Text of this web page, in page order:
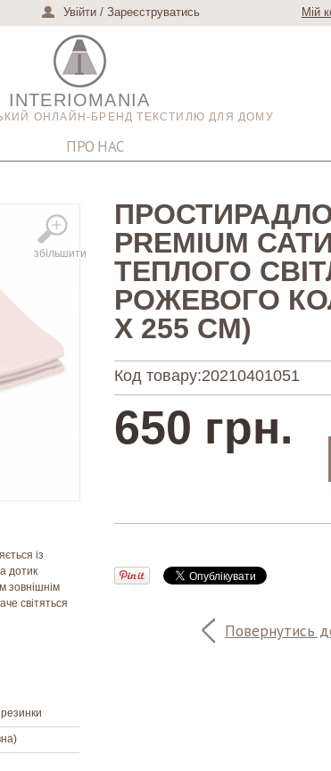
Мій
Увійти / Зареєструватись
INTERIOMANIA
ОНЛАЙН-БРЕНД ТЕКСТИЛЮ ДЛЯ ДОМУ
ПРО НАС
збільшити
ПРОСТИРАДЛО
PREMIUM
ТЕПЛОГО
РОЖЕВОГО
X 255 СМ)
Код товару:20210401051
650 грн.
Повернутись
із
дотик
зовнішнім
світяться